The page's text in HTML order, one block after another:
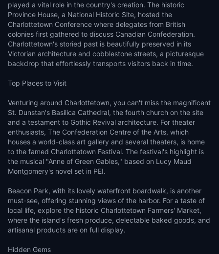
played a vital role in the country's creation. The historic
Province House, a National Historic Site, hosted the
Charlottetown Conference where delegates from British
colonies first gathered to discuss Canadian Confederation.
Charlottetown's storied past is beautifully preserved in its
Victorian architecture and cobblestone streets, a picturesque
backdrop that effortlessly transports visitors back in time.
Top Places to Visit
Venturing around Charlottetown, you can't miss the magnificent
St. Dunstan's Basilica Cathedral, the fourth church on the site
and a testament to Gothic Revival architecture. For theater
enthusiasts, The Confederation Centre of the Arts, which
houses a world-class art gallery and several theaters, is home
to the famed Charlottetown Festival. The festival's highlight is
the musical "Anne of Green Gables," based on Lucy Maud
Montgomery's novel set in PEI.
Beacon Park, with its lovely waterfront boardwalk, is another
must-see, offering stunning views of the harbor. For a taste of
local life, explore the historic Charlottetown Farmers' Market,
where the island's fresh produce, delectable baked goods, and
artisanal products are on full display.
Hidden Gems